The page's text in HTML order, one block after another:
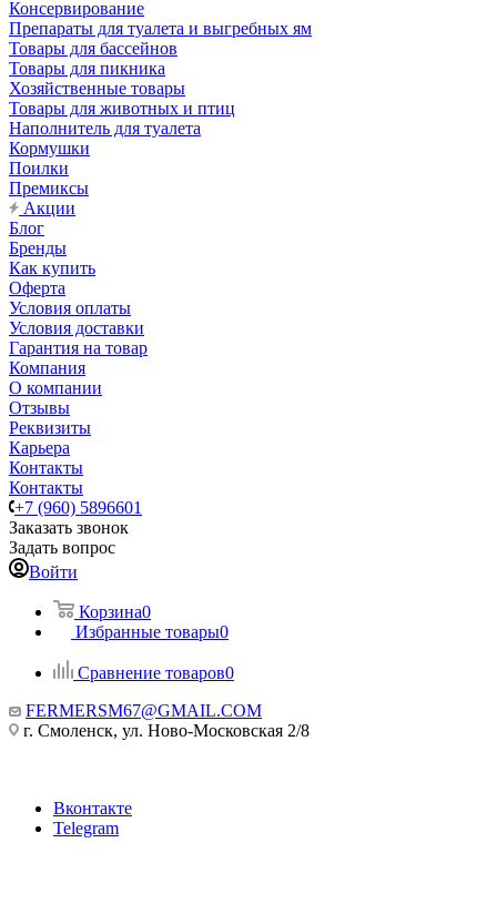
Консервирование
Препараты для туалета и выгребных ям
Товары для бассейнов
Товары для пикника
Хозяйственные товары
Товары для животных и птиц
Наполнитель для туалета
Кормушки
Поилки
Премиксы
Акции
Блог
Бренды
Как купить
Оферта
Условия оплаты
Условия доставки
Гарантия на товар
Компания
О компании
Отзывы
Реквизиты
Карьера
Контакты
Контакты
+7 (960) 5896601
Заказать звонок
Задать вопрос
Войти
Корзина0
Избранные товары0
Сравнение товаров0
FERMERSM67@GMAIL.COM
г. Смоленск, ул. Ново-Московская 2/8
Вконтакте
Telegram